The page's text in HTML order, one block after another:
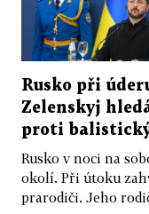
Rusko při
Zelenskyj
proti
Rusko v noci na
okolí. Při útoku
prarodiči. Jeho